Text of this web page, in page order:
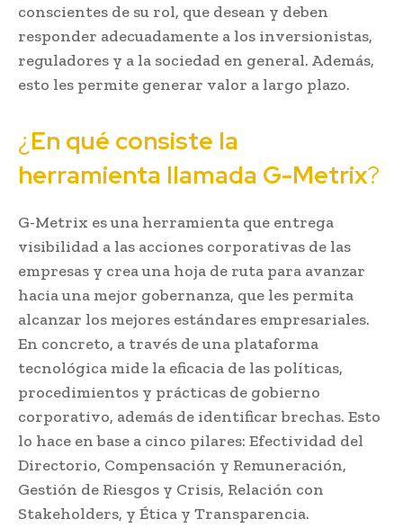
conscientes de su rol, que desean y deben
responder adecuadamente a los inversionistas,
reguladores y a la sociedad en general. Además,
esto les permite generar valor a largo plazo.
¿ En qué consiste la
herramienta llamada G-Metrix?
G-Metrix es una herramienta que entrega
visibilidad a las acciones corporativas de las
empresas y crea una hoja de ruta para avanzar
hacia una mejor gobernanza, que les permita
alcanzar los mejores estándares empresariales.
En concreto, a través de una plataforma
tecnológica mide la eficacia de las políticas,
procedimientos y prácticas de gobierno
corporativo, además de identificar brechas. Esto
lo hace en base a cinco pilares: Efectividad del
Directorio, Compensación y Remuneración,
Gestión de Riesgos y Crisis, Relación con
Stakeholders, y Ética y Transparencia.